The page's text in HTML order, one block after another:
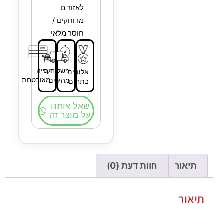
לאזורים
מרוחקים /
חוסר מלאי
אלופים
בתחום
משלוחים
מהירים
קנייה
מאובטחת
שאל אותנו
על מוצר זה
תיאור חוות דעת (0)
תיאור